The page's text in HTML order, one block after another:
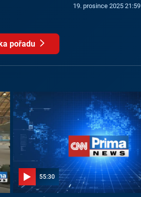
19. prosince 2025 21:59
pořadu
55:30